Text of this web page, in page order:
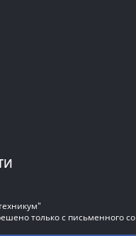
только с письменного